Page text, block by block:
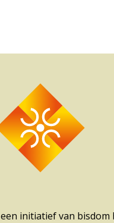
initiatief van bisdom